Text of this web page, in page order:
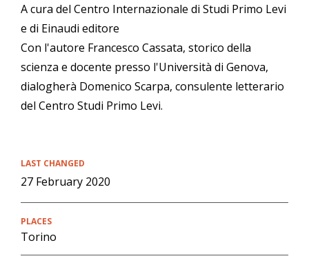
A cura del Centro Internazionale di Studi Primo Levi
e di Einaudi editore
Con l'autore Francesco Cassata, storico della
scienza e docente presso l'Università di Genova,
dialogherà Domenico Scarpa, consulente letterario
del Centro Studi Primo Levi.
LAST CHANGED
27 February 2020
PLACES
Torino